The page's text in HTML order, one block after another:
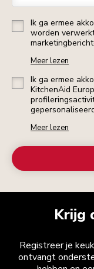
Ik ga ermee
worden
Meer lezen
Ik ga ermee
KitchenAid
Meer lezen
Krijg
Registreer je
ontvangt